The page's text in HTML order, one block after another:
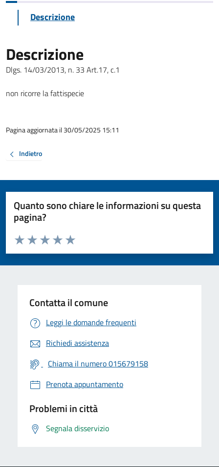
Descrizione
Descrizione
Dlgs. 14/03/2013, n. 33 Art.17, c.1
non ricorre la fattispecie
Pagina aggiornata il 30/05/2025 15:11
Indietro
Quanto sono chiare le informazioni su questa
pagina?
Valuta da 1 a 5 stelle la pagina
Valuta 5 stelle su 5
Valuta 4 stelle su 5
Valuta 3 stelle su 5
Valuta 2 stelle su 5
Valuta 1 stelle su 5
Contatta il comune
Leggi le domande frequenti
Richiedi assistenza
Chiama il numero 015679158
Prenota appuntamento
Problemi in città
Segnala disservizio